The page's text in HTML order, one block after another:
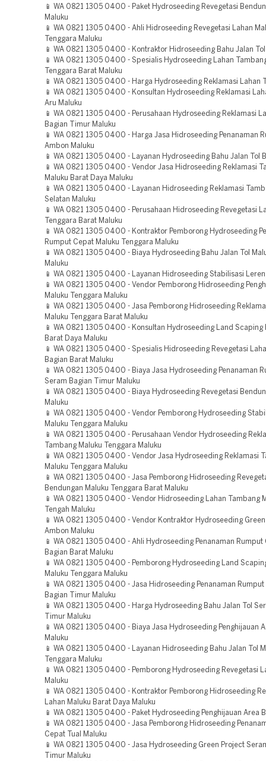
📱 WA 0821 1305 0400 - Paket Hydroseeding Revegetasi
Maluku
📱 WA 0821 1305 0400 - Ahli Hidroseeding Revegetasi Lahan
Tenggara Maluku
📱 WA 0821 1305 0400 - Kontraktor Hidroseeding Bahu Jalan
📱 WA 0821 1305 0400 - Spesialis Hydroseeding Lahan
Tenggara Barat Maluku
📱 WA 0821 1305 0400 - Harga Hydroseeding Reklamasi Lahan
📱 WA 0821 1305 0400 - Konsultan Hydroseeding Reklamasi
Aru Maluku
📱 WA 0821 1305 0400 - Perusahaan Hydroseeding Reklamasi
Bagian Timur Maluku
📱 WA 0821 1305 0400 - Harga Jasa Hidroseeding Penanaman
Ambon Maluku
📱 WA 0821 1305 0400 - Layanan Hydroseeding Bahu Jalan Tol
📱 WA 0821 1305 0400 - Vendor Jasa Hidroseeding Reklamasi
Maluku Barat Daya Maluku
📱 WA 0821 1305 0400 - Layanan Hidroseeding Reklamasi
Selatan Maluku
📱 WA 0821 1305 0400 - Perusahaan Hidroseeding Revegetasi
Tenggara Barat Maluku
📱 WA 0821 1305 0400 - Kontraktor Pemborong Hydroseeding
Rumput Cepat Maluku Tenggara Maluku
📱 WA 0821 1305 0400 - Biaya Hydroseeding Bahu Jalan Tol
Maluku
📱 WA 0821 1305 0400 - Layanan Hidroseeding Stabilisasi
📱 WA 0821 1305 0400 - Vendor Pemborong Hidroseeding
Maluku Tenggara Maluku
📱 WA 0821 1305 0400 - Jasa Pemborong Hidroseeding
Maluku Tenggara Barat Maluku
📱 WA 0821 1305 0400 - Konsultan Hydroseeding Land Scaping
Barat Daya Maluku
📱 WA 0821 1305 0400 - Spesialis Hidroseeding Revegetasi
Bagian Barat Maluku
📱 WA 0821 1305 0400 - Biaya Jasa Hydroseeding Penanaman
Seram Bagian Timur Maluku
📱 WA 0821 1305 0400 - Biaya Hydroseeding Revegetasi
Maluku
📱 WA 0821 1305 0400 - Vendor Pemborong Hydroseeding
Maluku Tenggara Maluku
📱 WA 0821 1305 0400 - Perusahaan Vendor Hydroseeding
Tambang Maluku Tenggara Maluku
📱 WA 0821 1305 0400 - Vendor Jasa Hydroseeding Reklamasi
Maluku Tenggara Maluku
📱 WA 0821 1305 0400 - Jasa Pemborong Hidroseeding
Bendungan Maluku Tenggara Barat Maluku
📱 WA 0821 1305 0400 - Vendor Hidroseeding Lahan Tambang
Tengah Maluku
📱 WA 0821 1305 0400 - Vendor Kontraktor Hydroseeding
Ambon Maluku
📱 WA 0821 1305 0400 - Ahli Hydroseeding Penanaman Rumput
Bagian Barat Maluku
📱 WA 0821 1305 0400 - Pemborong Hydroseeding Land
Maluku Tenggara Maluku
📱 WA 0821 1305 0400 - Jasa Hidroseeding Penanaman
Bagian Timur Maluku
📱 WA 0821 1305 0400 - Harga Hydroseeding Bahu Jalan Tol
Timur Maluku
📱 WA 0821 1305 0400 - Biaya Jasa Hydroseeding Penghijauan
Maluku
📱 WA 0821 1305 0400 - Layanan Hidroseeding Bahu Jalan Tol
Tenggara Maluku
📱 WA 0821 1305 0400 - Pemborong Hydroseeding Revegetasi
Maluku
📱 WA 0821 1305 0400 - Kontraktor Pemborong Hidroseeding
Lahan Maluku Barat Daya Maluku
📱 WA 0821 1305 0400 - Paket Hydroseeding Penghijauan Area
📱 WA 0821 1305 0400 - Jasa Pemborong Hidroseeding
Cepat Tual Maluku
📱 WA 0821 1305 0400 - Jasa Hydroseeding Green Project
Timur Maluku